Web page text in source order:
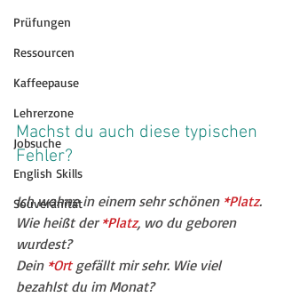
Prüfungen
Ressourcen
Kaffeepause
Lehrerzone
Jobsuche
English Skills
Souveränität
Machst du auch diese typischen
Fehler?
Ich wohne in einem sehr schönen *Platz.
Wie heißt der *Platz, wo du geboren
wurdest?
Dein *Ort gefällt mir sehr. Wie viel
bezahlst du im Monat?